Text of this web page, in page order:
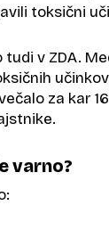
toksični
v ZDA.
za kar
varno?